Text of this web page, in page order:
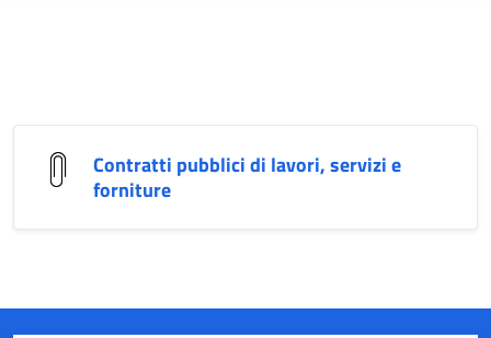
Contratti pubblici di lavori, servizi e
forniture